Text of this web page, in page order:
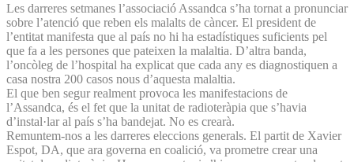
Les darreres setmanes l’associació Assandca s’ha tornat a pronunciar
sobre l’atenció que reben els malalts de càncer. El president de
l’entitat manifesta que al país no hi ha estadístiques suficients pel
que fa a les persones que pateixen la malaltia. D’altra banda,
l’oncòleg de l’hospital ha explicat que cada any es diagnostiquen a
casa nostra 200 casos nous d’aquesta malaltia.
El que ben segur realment provoca les manifestacions de
l’Assandca, és el fet que la unitat de radioteràpia que s’havia
d’instal·lar al país s’ha bandejat. No es crearà.
Remuntem-nos a les darreres eleccions generals. El partit de Xavier
Espot, DA, que ara governa en coalició, va prometre crear una